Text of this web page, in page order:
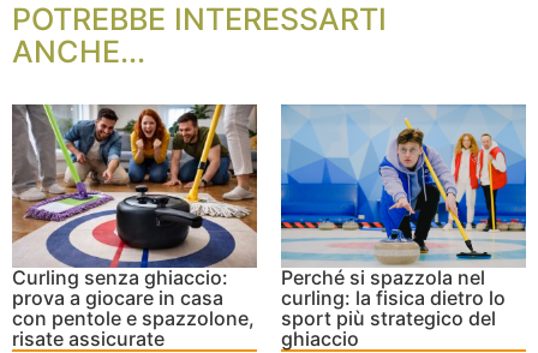
POTREBBE INTERESSARTI
ANCHE...
Curling senza ghiaccio:
prova a giocare in casa
con pentole e spazzolone,
risate assicurate
Perché si spazzola nel
curling: la fisica dietro lo
sport più strategico del
ghiaccio